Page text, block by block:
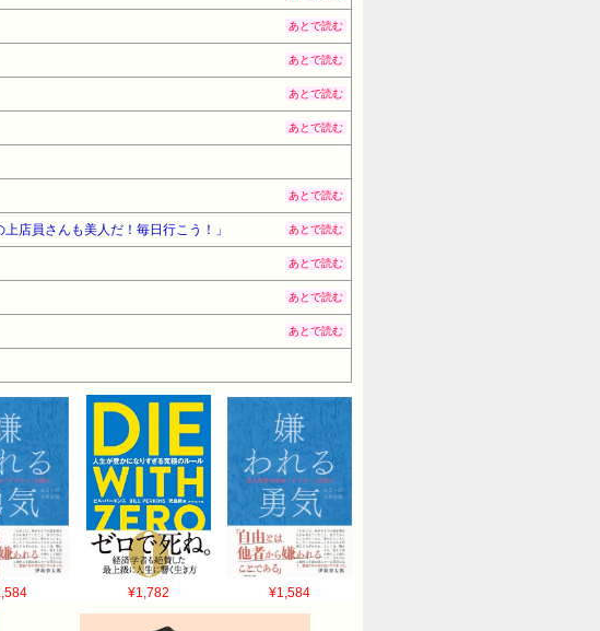
あとで読む
あとで読む
あとで読む
あとで読む
あとで読む
店員さんも美人だ！毎日行こう！」 あとで読む
あとで読む
あとで読む
あとで読む
¥1,782 ¥1,584